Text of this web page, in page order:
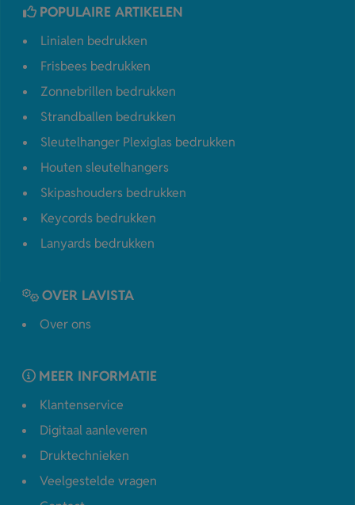
POPULAIRE ARTIKELEN
Linialen bedrukken
Frisbees bedrukken
Zonnebrillen bedrukken
Strandballen bedrukken
Sleutelhanger Plexiglas bedrukken
Houten sleutelhangers
Skipashouders bedrukken
Keycords bedrukken
Lanyards bedrukken
OVER LAVISTA
Over ons
MEER INFORMATIE
Klantenservice
Digitaal aanleveren
Druktechnieken
Veelgestelde vragen